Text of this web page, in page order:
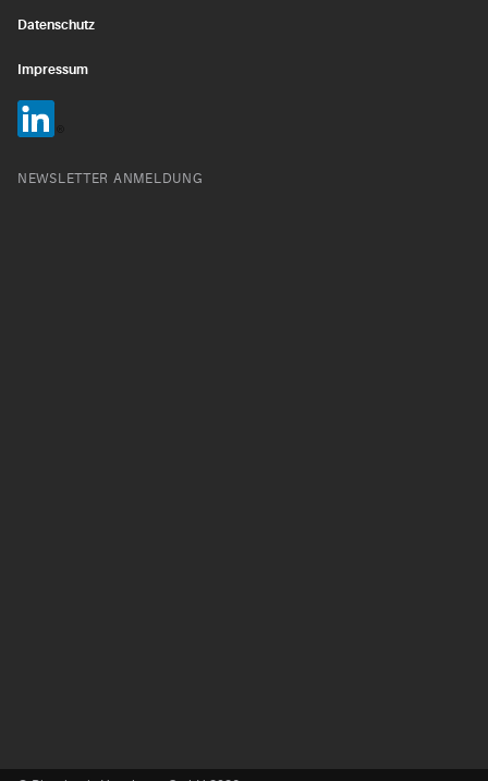
Datenschutz
Impressum
NEWSLETTER ANMELDUNG